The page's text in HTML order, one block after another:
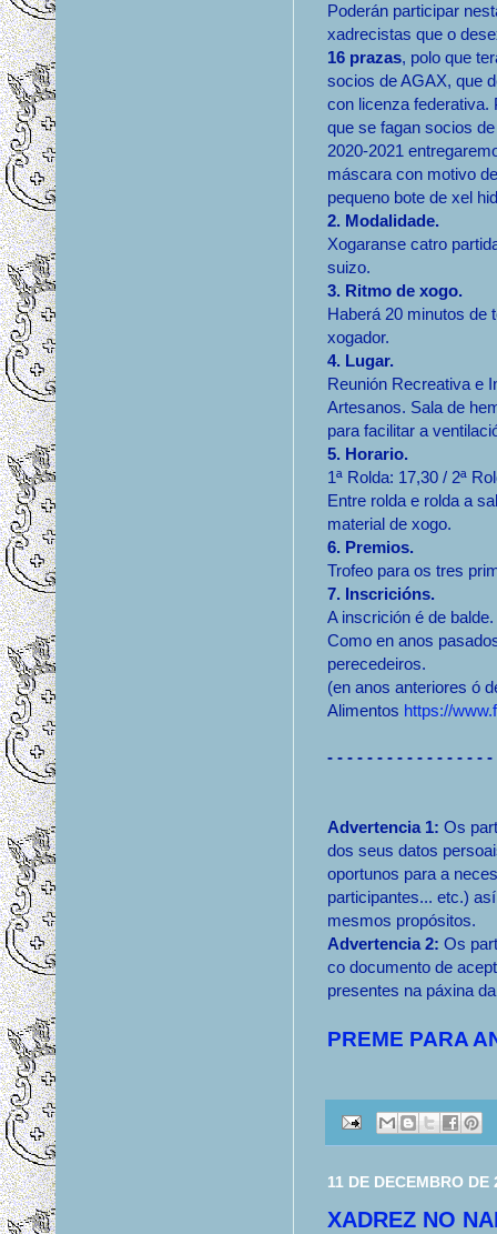
Poderán participar
xadrecistas que o
16 prazas, polo que
socios de AGAX, que
con licenza federativa.
que se fagan socios
2020-2021
máscara con motivo
pequeno bote de xel
2. Modalidade.
Xogaranse catro
suizo.
3. Ritmo de xogo.
Haberá 20 minutos de
xogador.
4. Lugar.
Reunión Recreativa e
Artesanos. Sala de
para facilitar a
5. Horario.
1ª Rolda: 17,30 / 2ª
Entre rolda e rolda a
material de xogo.
6. Premios.
Trofeo para os tres
7. Inscricións.
A inscrición é de balde.
Como en anos
perecedeiros.
(en anos anteriores ó
Alimentos https://
- - - - - - - - - - - - - - - -
Advertencia 1: Os
dos seus datos
oportunos para a
participantes... etc.)
mesmos propósitos.
Advertencia 2: Os
co documento de
presentes na páxina
PREME PARA
11 DE DECEMBRO DE
XADREZ NO